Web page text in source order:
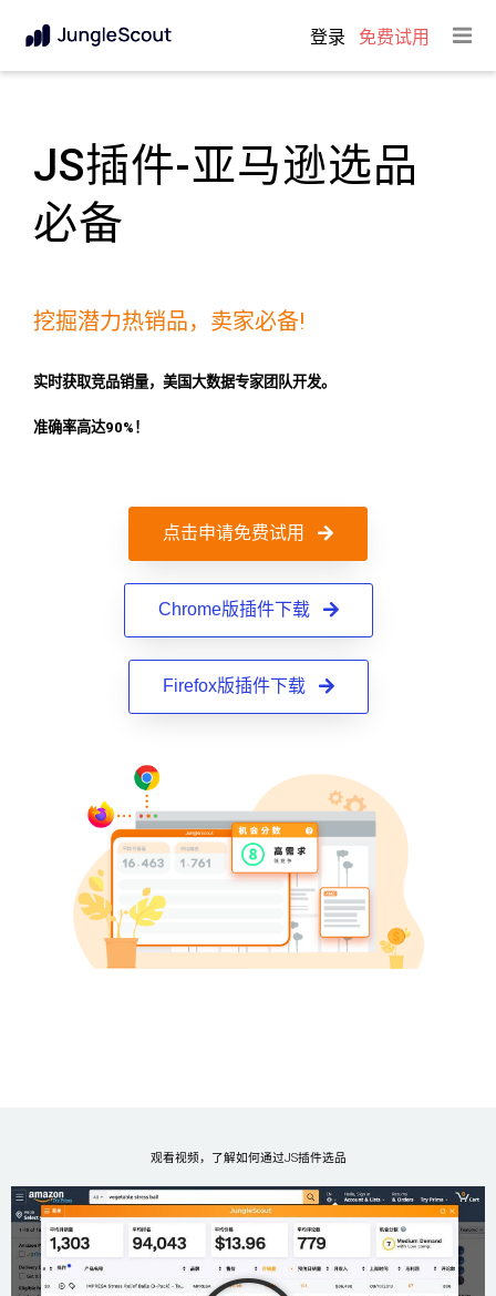
登录 免费试用
JS插件-亚马逊选品
必备
挖掘潜力热销品，卖家必备!
实时获取竞品销量，美国大数据专家团队开发。
准确率高达90%！
点击申请免费试用
Chrome版插件下载
Firefox版插件下载
观看视频，了解如何通过JS插件选品